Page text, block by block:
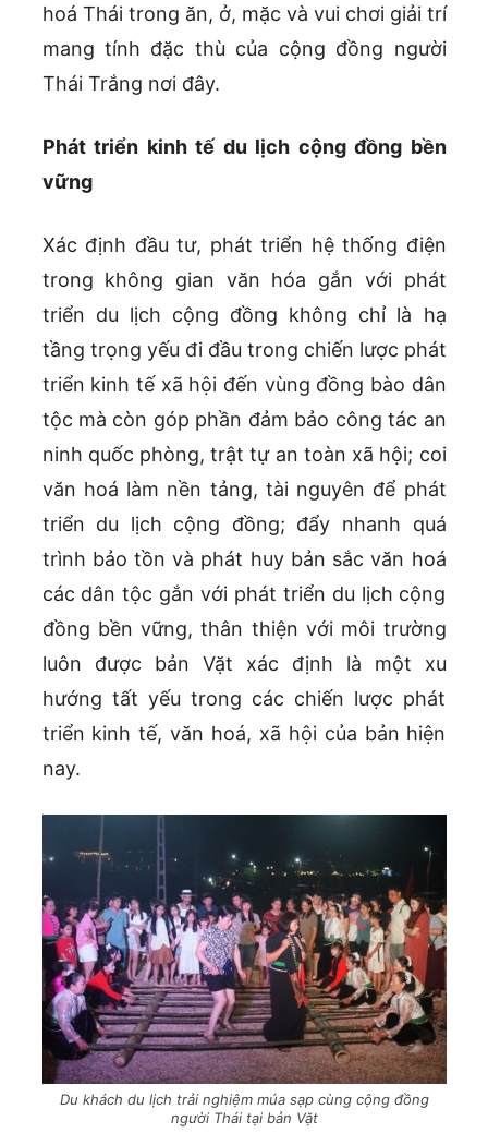
hoá Thái trong ăn, ở, mặc và vui chơi giải trí
mang tính đặc thù của cộng đồng người
Thái Trắng nơi đây.
Phát triển kinh tế du lịch cộng đồng bền
vững
Xác định đầu tư, phát triển hệ thống điện
trong không gian văn hóa gắn với phát
triển du lịch cộng đồng không chỉ là hạ
tầng trọng yếu đi đầu trong chiến lược phát
triển kinh tế xã hội đến vùng đồng bào dân
tộc mà còn góp phần đảm bảo công tác an
ninh quốc phòng, trật tự an toàn xã hội; coi
văn hoá làm nền tảng, tài nguyên để phát
triển du lịch cộng đồng; đẩy nhanh quá
trình bảo tồn và phát huy bản sắc văn hoá
các dân tộc gắn với phát triển du lịch cộng
đồng bền vững, thân thiện với môi trường
luôn được bản Vặt xác định là một xu
hướng tất yếu trong các chiến lược phát
triển kinh tế, văn hoá, xã hội của bản hiện
nay.
Du khách du lịch trải nghiệm múa sạp cùng cộng đồng
người Thái tại bản Vặt